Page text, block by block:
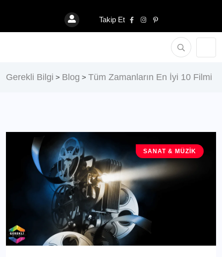
Takip Et
Gerekli Bilgi > Blog > Tüm Zamanların En İyi 10 Filmi
SANAT & MÜZIK